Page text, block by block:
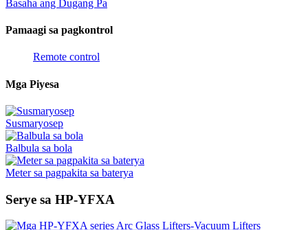
Basaha ang Dugang Pa
Pamaagi sa pagkontrol
Remote control
Mga Piyesa
Susmaryosep
Balbula sa bola
Meter sa pagpakita sa baterya
Serye sa HP-YFXA